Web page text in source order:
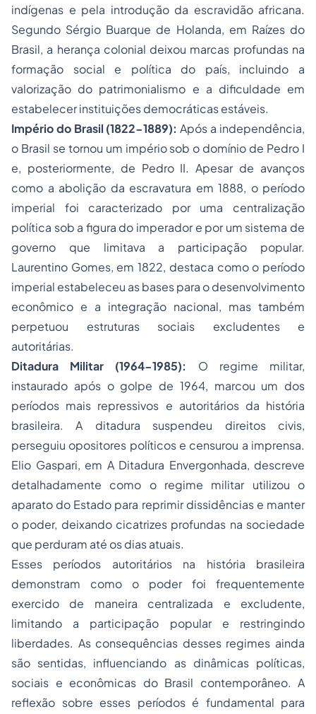
indígenas e pela introdução da escravidão africana.
Segundo Sérgio Buarque de Holanda, em Raízes do
Brasil, a herança colonial deixou marcas profundas na
formação social e política do país, incluindo a
valorização do patrimonialismo e a dificuldade em
estabelecer instituições democráticas estáveis.
Império do Brasil (1822-1889): Após a independência,
o Brasil se tornou um império sob o domínio de Pedro I
e, posteriormente, de Pedro II. Apesar de avanços
como a abolição da escravatura em 1888, o período
imperial foi caracterizado por uma centralização
política sob a figura do imperador e por um sistema de
governo que limitava a participação popular.
Laurentino Gomes, em1822, destaca como o período
imperial estabeleceu as bases para o desenvolvimento
econômico e a integração nacional, mas também
perpetuou estruturas sociais excludentes e
autoritárias.
Ditadura Militar (1964-1985):
O regime militar,
instaurado após o golpe de 1964, marcou um dos
períodos mais repressivos e autoritários da história
brasileira. A ditadura suspendeu direitos civis,
perseguiu opositores políticos e censurou a imprensa.
Elio Gaspari, em A Ditadura Envergonhada, descreve
detalhadamente como o regime militar utilizou o
aparato do Estado para reprimir dissidências e manter
o poder, deixando cicatrizes profundas na sociedade
que perduram até os dias atuais.
Esses períodos autoritários na história brasileira
demonstram como o poder foi frequentemente
exercido de maneira centralizada e excludente,
limitando a participação popular e restringindo
liberdades. As consequências desses regimes ainda
são sentidas, influenciando as dinâmicas políticas,
sociais e econômicas do Brasil contemporâneo. A
reflexão sobre esses períodos é fundamental para